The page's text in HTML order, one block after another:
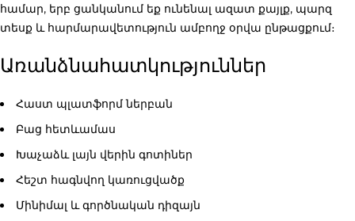
համար, երբ ցանկանում եք ունենալ ազատ քայլք, պարզ
տեսք և հարմարավետություն ամբողջ օրվա ընթացքում։
Առանձնահատկություններ
Հաստ պլատֆորմ ներբան
Բաց հետևամաս
Խաչաձև լայն վերին գոտիներ
Հեշտ հագնվող կառուցվածք
Մինիմալ և գործնական դիզայն